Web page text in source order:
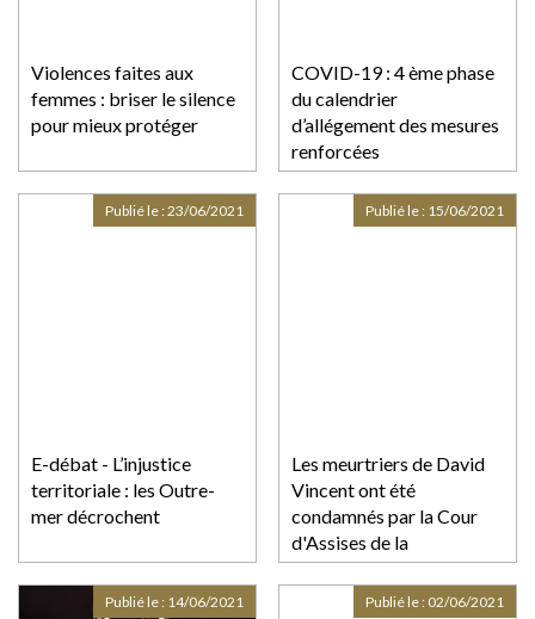
Violences faites aux
femmes : briser le silence
pour mieux protéger
COVID-19 : 4 ème phase
du calendrier
d’allégement des mesures
renforcées
E-débat - L’injustice
territoriale : les Outre-
mer décrochent
Publié le :23/06/2021
Les meurtriers de David
Vincent ont été
condamnés par la Cour
d'Assises de la
Guadeloupe
Publié le : 15/06/2021
Publié le : 14/06/2021 Publié le : 02/06/2021